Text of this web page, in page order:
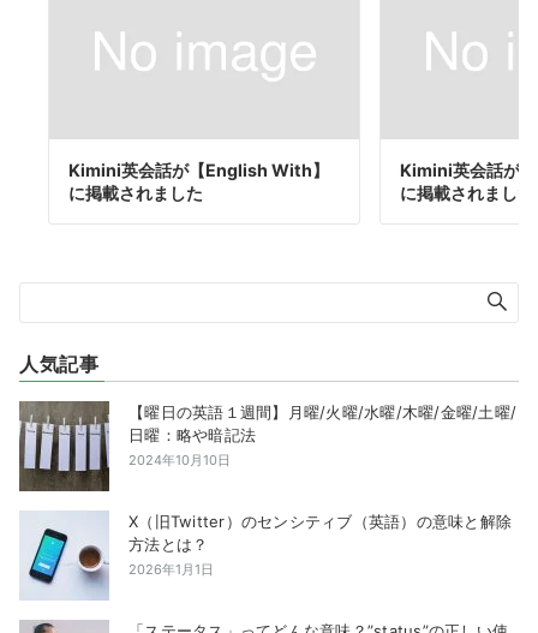
Kimini英会話が【English With】
に掲載されました
Kimini英会話が
に掲載されました
人気記事
【曜日の英語１週間】月曜/火曜/水曜/木曜/金曜/土曜/
日曜：略や暗記法
2024年10月10日
X（旧Twitter）のセンシティブ（英語）の意味と解除
方法とは？
2026年1月1日